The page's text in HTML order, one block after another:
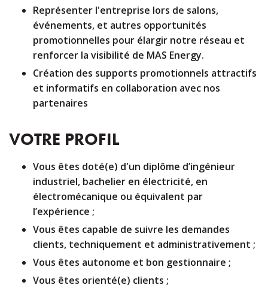
Représenter l'entreprise lors de salons,
événements, et autres opportunités
promotionnelles pour élargir notre réseau et
renforcer la visibilité de MAS Energy.
Création des supports promotionnels attractifs
et informatifs en collaboration avec nos
partenaires
VOTRE PROFIL
Vous êtes doté(e) d'un diplôme d’ingénieur
industriel, bachelier en électricité, en
électromécanique ou équivalent par
l’expérience ;
Vous êtes capable de suivre les demandes
clients, techniquement et administrativement ;
Vous êtes autonome et bon gestionnaire ;
Vous êtes orienté(e) clients ;